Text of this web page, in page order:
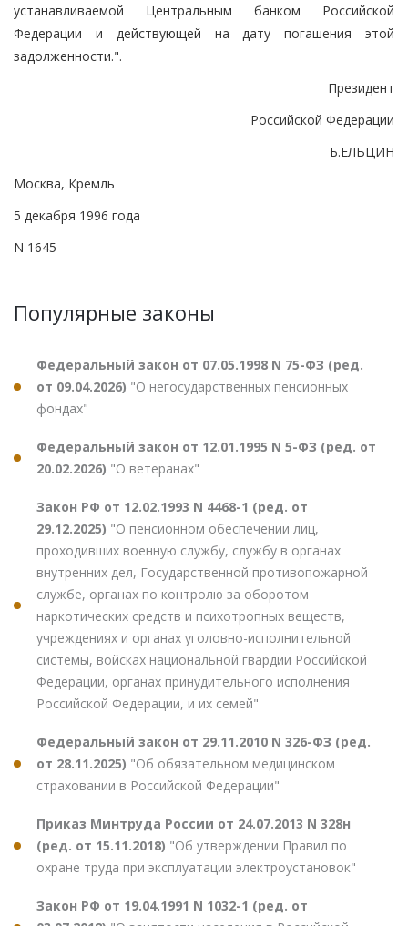
устанавливаемой Центральным банком Российской
Федерации и действующей на дату погашения этой
задолженности.".
Президент
Российской Федерации
Б.ЕЛЬЦИН
Москва, Кремль
5 декабря 1996 года
N 1645
Популярные законы
Федеральный закон от 07.05.1998 N 75-ФЗ (ред.
от 09.04.2026) "О негосударственных пенсионных
фондах"
Федеральный закон от 12.01.1995 N 5-ФЗ (ред. от
20.02.2026) "О ветеранах"
Закон РФ от 12.02.1993 N 4468-1 (ред. от
29.12.2025) "О пенсионном обеспечении лиц,
проходивших военную службу, службу в органах
внутренних дел, Государственной противопожарной
службе, органах по контролю за оборотом
наркотических средств и психотропных веществ,
учреждениях и органах уголовно-исполнительной
системы, войсках национальной гвардии Российской
Федерации, органах принудительного исполнения
Российской Федерации, и их семей"
Федеральный закон от 29.11.2010 N 326-ФЗ (ред.
от 28.11.2025) "Об обязательном медицинском
страховании в Российской Федерации"
Приказ Минтруда России от 24.07.2013 N 328н
(ред. от 15.11.2018) "Об утверждении Правил по
охране труда при эксплуатации электроустановок"
Закон РФ от 19.04.1991 N 1032-1 (ред. от